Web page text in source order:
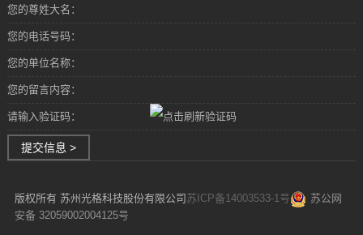
您的尊姓大名：
您的电话号码：
您的单位名称：
您的留言内容：
请输入验证码：
提交信息 >
版权所有 苏州光格科技股份有限公司 苏ICP备14003533-1号
苏公网
安备 32059002004125号